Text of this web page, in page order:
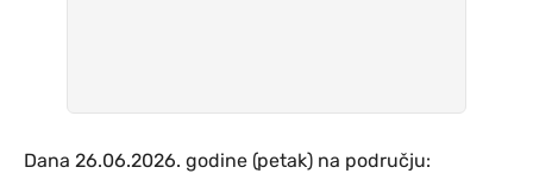
Dana 26.06.2026. godine (petak) na području: